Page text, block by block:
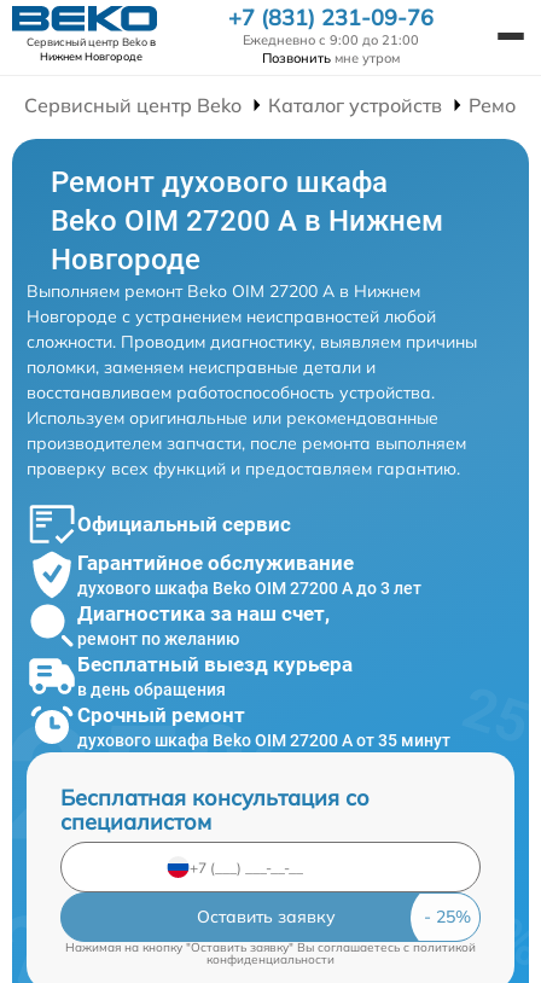
Сервисный центр Bekoв
Нижнем Новгороде
+7 (831) 231-09-76
Ежедневно с 9:00 до 21:00
Позвонить мне утром
Сервисный центр Beko Каталог устройств
Ремонт духового шкафа
Beko OIM 27200 A в Нижнем
Новгороде
Выполняем ремонт Beko OIM 27200 A в Нижнем
Новгороде с устранением неисправностей любой
сложности. Проводим диагностику, выявляем причины
поломки, заменяем неисправные детали и
восстанавливаем работоспособность устройства.
Используем оригинальные или рекомендованные
производителем запчасти, после ремонта выполняем
проверку всех функций и предоставляем гарантию.
Официальный сервис
Гарантийное обслуживание
духового шкафа Beko OIM 27200 A до 3 лет
Диагностика за наш счет,
ремонт по желанию
Бесплатный выезд курьера
в день обращения
Срочный ремонт
духового шкафа Beko OIM 27200 A от 35 минут
Бесплатная консультация со
специалистом
Оставить заявку
Нажимая на кнопку "Оставить заявку" Вы соглашаетесь cполитикой
конфиденциальности